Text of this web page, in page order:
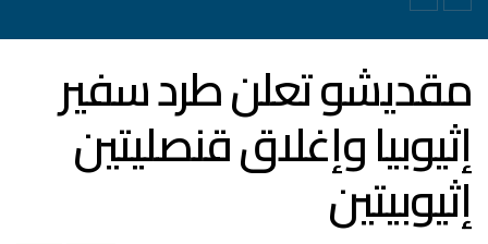
مقديشو تعلن طرد سفير
إثيوبيا وإغلاق قنصليتين
إثيوبيتين